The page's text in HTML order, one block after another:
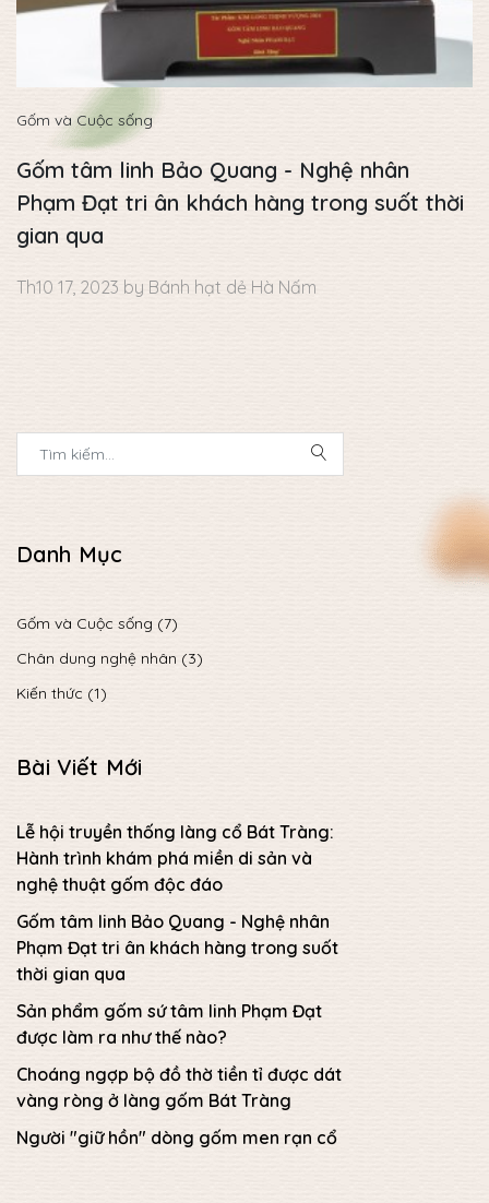
Gốm và Cuộc sống
Gốm tâm linh Bảo Quang - Nghệ nhân
Phạm Đạt tri ân khách hàng trong suốt thời
gian qua
Th10 17, 2023 by Bánh hạt dẻ Hà Nấm
Danh Mục
Gốm và Cuộc sống (7)
Chân dung nghệ nhân (3)
Kiến thức (1)
Bài Viết Mới
Lễ hội truyền thống làng cổ Bát Tràng:
Hành trình khám phá miền di sản và
nghệ thuật gốm độc đáo
Gốm tâm linh Bảo Quang - Nghệ nhân
Phạm Đạt tri ân khách hàng trong suốt
thời gian qua
Sản phẩm gốm sứ tâm linh Phạm Đạt
được làm ra như thế nào?
Choáng ngợp bộ đồ thờ tiền tỉ được dát
vàng ròng ở làng gốm Bát Tràng
Người "giữ hồn" dòng gốm men rạn cổ